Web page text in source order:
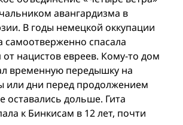
авангардизма в
В годы немецкой оккупации
самоотверженно спасала
нацистов евреев. Кому-то дом
временную передышку на
или дни перед продолжением
оставались дольше. Гита
к Бинкисам в 12 лет, почти